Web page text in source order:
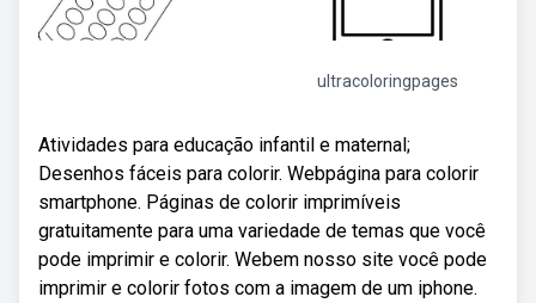
ultracoloringpages
Atividades para educação infantil e maternal;
Desenhos fáceis para colorir. Webpágina para colorir
smartphone. Páginas de colorir imprimíveis
gratuitamente para uma variedade de temas que você
pode imprimir e colorir. Webem nosso site você pode
imprimir e colorir fotos com a imagem de um iphone.